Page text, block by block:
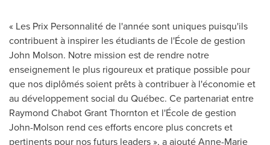
« Les Prix Personnalité de l'année sont uniques puisqu'ils
contribuent à inspirer les étudiants de l'École de gestion
John Molson. Notre mission est de rendre notre
enseignement le plus rigoureux et pratique possible pour
que nos diplômés soient prêts à contribuer à l'économie et
au développement social du Québec. Ce partenariat entre
Raymond Chabot Grant Thornton et l'École de gestion
John-Molson rend ces efforts encore plus concrets et
pertinents pour nos futurs leaders », a ajoutéAnne-Marie